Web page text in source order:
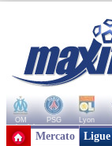
OM PSG Lyon
+ de clubs
Mercato Ligue